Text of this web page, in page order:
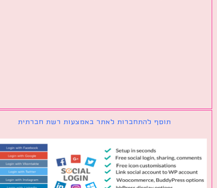
תוסף להתחברות לאתר באמצעות רשת חברתית